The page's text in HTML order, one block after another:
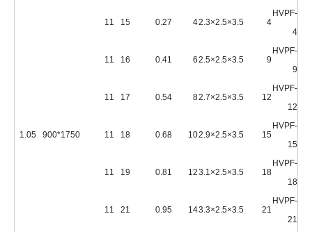
1750*900
1.05
HVPF-
4
4
3.5×2.5×2.3
4
0.27
15
11
HVPF-
9
9
3.5×2.5×2.5
6
0.41
16
11
HVPF-
12
12
3.5×2.5×2.7
8
0.54
17
11
HVPF-
15
15
3.5×2.5×2.9
10
0.68
18
11
HVPF-
18
18
3.5×2.5×3.1
12
0.81
19
11
HVPF-
21
21
3.5×2.5×3.3
14
0.95
21
11